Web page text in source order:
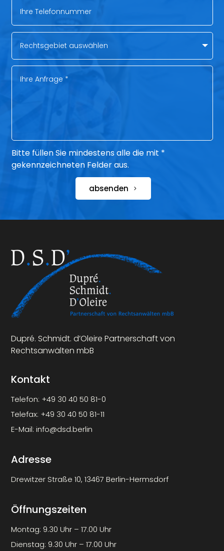
Bitte füllen Sie mindestens alle die mit *
gekennzeichneten Felder aus.
absenden
Dupré. Schmidt. d’Oleire Partnerschaft von
Rechtsanwälten mbB
Kontakt
Telefon: +49 30 40 50 81-0
Telefax: +49 30 40 50 81-11
E-Mail:info@dsd.berlin
Adresse
Drewitzer Straße 10, 13467 Berlin-Hermsdorf
Öffnungszeiten
Montag: 9.30 Uhr – 17.00 Uhr
Dienstag: 9.30 Uhr – 17.00 Uhr